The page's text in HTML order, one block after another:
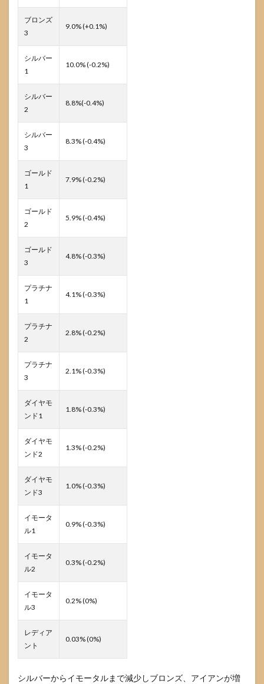
ブロンズ
3
9.0% (+0.1%)
シルバー
1
10.0% (-0.2%)
シルバー
2
8.8%(-0.4%)
シルバー
3
8.3% (-0.4%)
ゴールド
1
7.9% (-0.2%)
ゴールド
2
5.9% (-0.4%)
ゴールド
3
4.8% (-0.3%)
プラチナ
1
4.1% (-0.3%)
プラチナ
2
2.8% (-0.2%)
プラチナ
3
2.1% (-0.3%)
ダイヤモ
ンド1
1.8% (-0.3%)
ダイヤモ
ンド2
1.3% (-0.2%)
ダイヤモ
ンド3
1.0% (-0.3%)
イモータ
ル1
0.9% (-0.3%)
イモータ
ル2
0.3% (-0.2%)
イモータ
ル3
0.2% (0%)
レディア
ント
0.03% (0%)
シルバーからイモータルまで減少しブロンズ、アイアンが増